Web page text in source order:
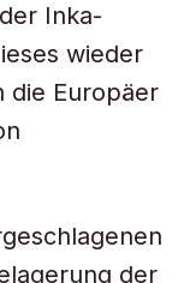
Inka-
wieder
die Europäer
der